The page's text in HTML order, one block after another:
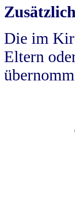
Die im
Eltern